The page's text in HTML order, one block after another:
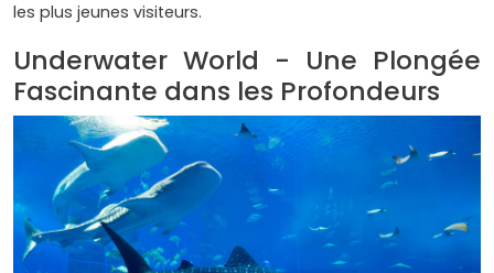
les plus jeunes visiteurs.
Underwater World - Une Plongée
Fascinante dans les Profondeurs